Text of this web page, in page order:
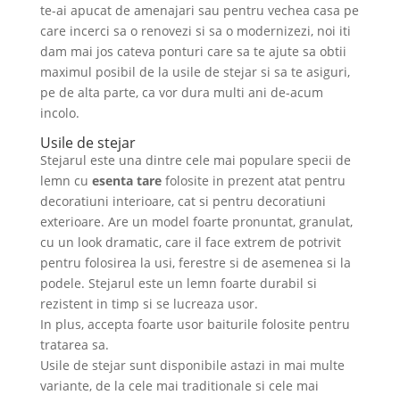
te-ai apucat de amenajari sau pentru vechea casa pe
care incerci sa o renovezi si sa o modernizezi, noi iti
dam mai jos cateva ponturi care sa te ajute sa obtii
maximul posibil de la usile de stejar si sa te asiguri,
pe de alta parte, ca vor dura multi ani de-acum
incolo.
Usile de stejar
Stejarul este una dintre cele mai populare specii de
lemn cu esenta tarefolosite in prezent atat pentru
decoratiuni interioare, cat si pentru decoratiuni
exterioare. Are un model foarte pronuntat, granulat,
cu un look dramatic, care il face extrem de potrivit
pentru folosirea la usi, ferestre si de asemenea si la
podele. Stejarul este un lemn foarte durabil si
rezistent in timp si se lucreaza usor.
In plus, accepta foarte usor baiturile folosite pentru
tratarea sa.
Usile de stejar sunt disponibile astazi in mai multe
variante, de la cele mai traditionale si cele mai